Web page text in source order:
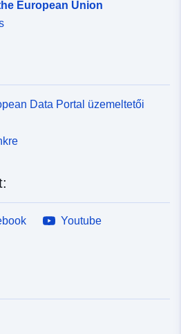
European Union
Data Portal üzemeltetői
Youtube